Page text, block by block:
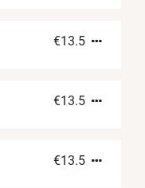
€13.5
€13.5
€13.5